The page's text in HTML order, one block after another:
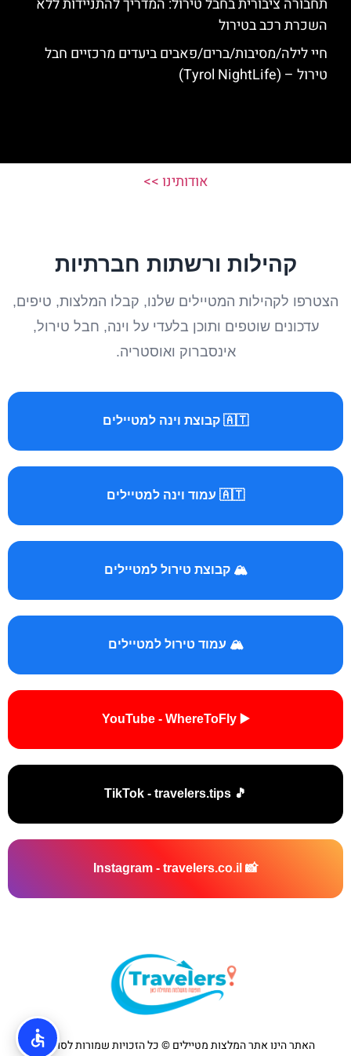
תחבורה ציבורית בחבל טירול: המדריך להתניידות ללא
השכרת רכב בטירול
חיי לילה/מסיבות/ברים/פאבים ביעדים מרכזיים חבל
טירול – (Tyrol NightLife)
אודותינו >>
קהילות ורשתות חברתיות
הצטרפו לקהילות המטיילים שלנו, קבלו המלצות, טיפים,
עדכונים שוטפים ותוכן בלעדי על וינה, חבל טירול,
אינסברוק ואוסטריה.
🇦🇹 קבוצת וינה למטיילים
🇦🇹 עמוד וינה למטיילים
🏔️ קבוצת טירול למטיילים
🏔️ עמוד טירול למטיילים
▶️ YouTube - WhereToFly
🎵 TikTok - travelers.tips
📸 Instagram - travelers.co.il
האתר הינו אתר המלצות מטיילים © כל הזכויות שמורות לסוכנות